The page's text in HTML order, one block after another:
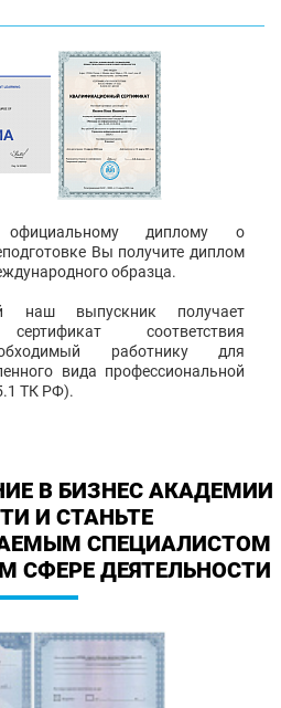
диплому о
Вы получите диплом
образца.
наш выпускник получает
соответствия
работнику для
вида профессиональной
ТК РФ).
В БИЗНЕС АКАДЕМИИ
И СТАНЬТЕ
СПЕЦИАЛИСТОМ
СФЕРЕ ДЕЯТЕЛЬНОСТИ